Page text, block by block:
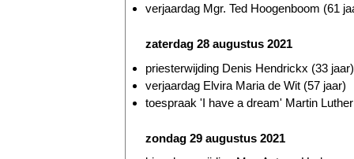
verjaardag Mgr. Ted Hoogenboom (61
zaterdag 28 augustus 2021
priesterwijding Denis Hendrickx (33 jaar)
verjaardag Elvira Maria de Wit (57 jaar)
toespraak 'I have a dream' Martin
zondag 29 augustus 2021